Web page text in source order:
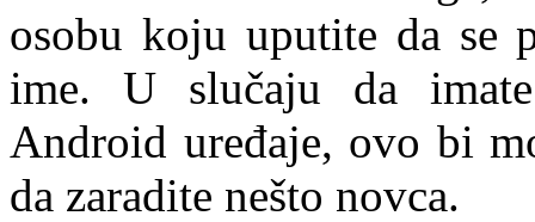
osobu koju uputite da se
ime. U slučaju da
Android uređaje, ovo bi
da zaradite nešto novca.